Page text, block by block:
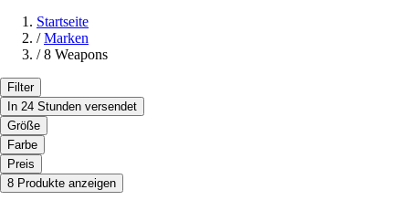
Startseite
/ Marken
/ 8 Weapons
Filter
In 24 Stunden versendet
Größe
Farbe
Preis
8 Produkte anzeigen